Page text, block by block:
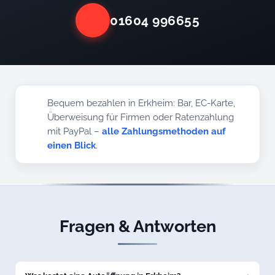
01604 996655
Bequem bezahlen in Erkheim: Bar, EC-Karte,
Überweisung für Firmen oder Ratenzahlung
mit PayPal –alle Zahlungsmethoden auf
einen Blick.
Fragen & Antworten